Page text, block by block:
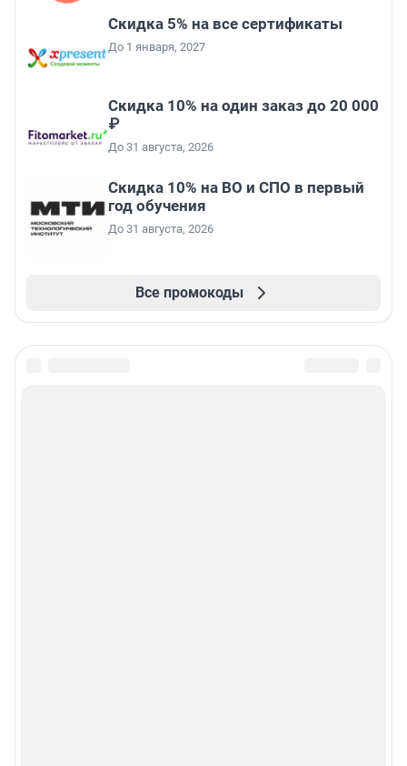
Скидка 5% на все сертификаты
До 1 января, 2027
Скидка 10% на один заказ до 20 000
₽
До 31 августа, 2026
Скидка 10% на ВО и СПО в первый
год обучения
До 31 августа, 2026
Все промокоды